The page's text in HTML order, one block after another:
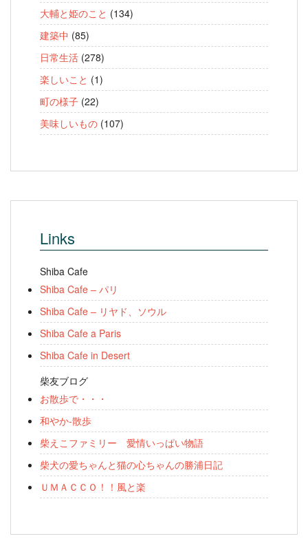
大輔と姫のこと (134)
建築中 (85)
日常生活 (278)
楽しいこと (1)
町の様子 (22)
美味しいもの (107)
Links
Shiba Cafe
Shiba Cafe – パリ
Shiba Cafe – リヤド、ソウル
Shiba Cafe a Paris
Shiba Cafe in Desert
柴友ブログ
お散歩で・・・
和やか-散歩
柴えこファミリー 愛情いっぱい物語
柴犬の愛ちゃんと猫の心ちゃんの勝浦日記
ＵＭＡＣＣＯ！！風と楽